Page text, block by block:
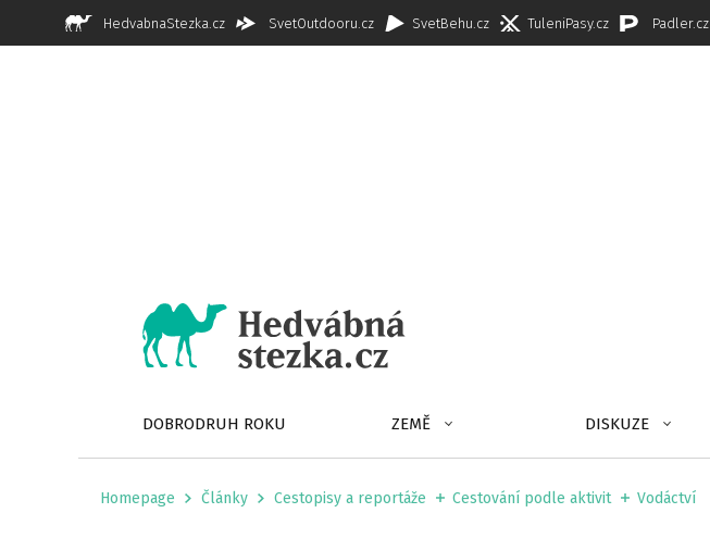
HedvabnaStezka.cz SvetOutdooru.cz SvetBehu.cz TuleniPasy.cz Padler.cz
DOBRODRUH ROKU ZEMĚ DISKUZE
Homepage Články Cestopisy a reportáže Cestování podle aktivit Vodáctví